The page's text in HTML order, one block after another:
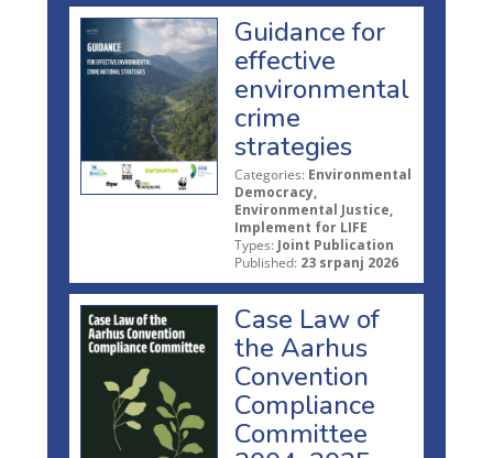
Guidance for
effective
environmental
crime
strategies
Categories: Environmental
Democracy,
Environmental Justice,
Implement for LIFE
Types: Joint Publication
Published: 23 srpanj 2026
Case Law of
the Aarhus
Convention
Compliance
Committee